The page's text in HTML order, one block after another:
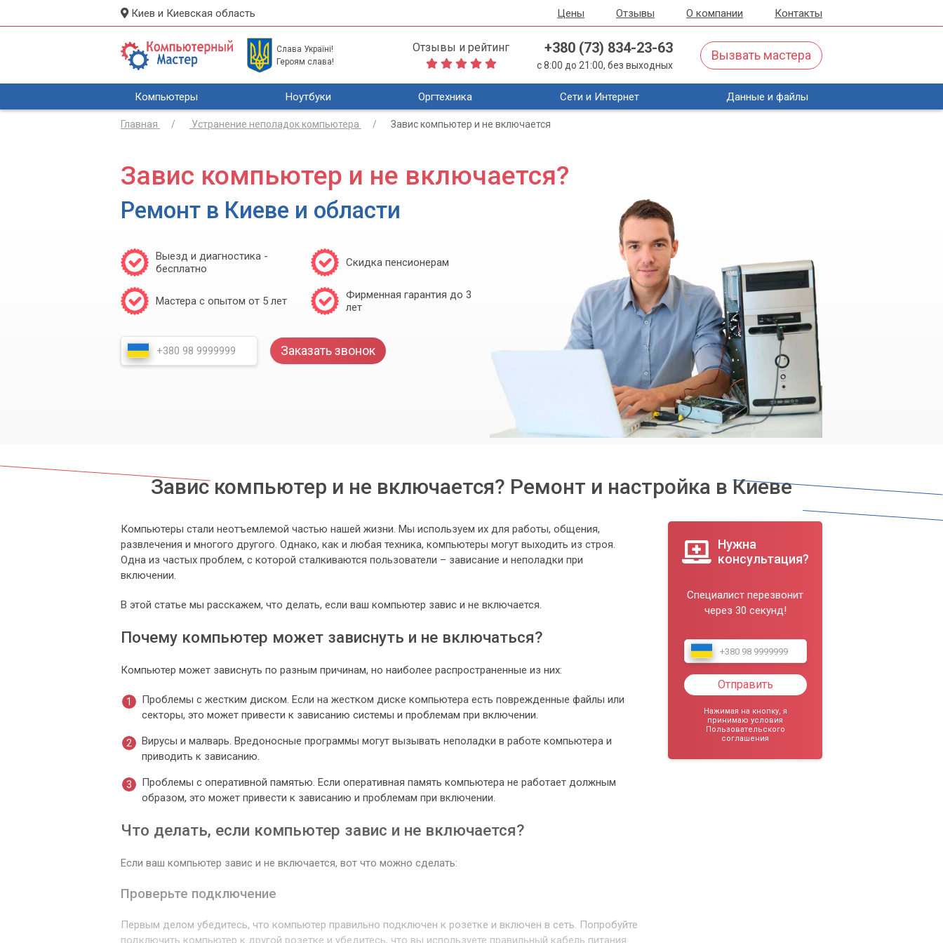
Киев и Киевская область Цены Отзывы О компании Контакты
Слава Україні!
Героям слава!
Отзывы и рейтинг +380 (73) 834-23-63
с 8:00 до 21:00, без выходных
Вызвать мастера
Компьютеры Ноутбуки Оргтехника Сети и Интернет Данные и файлы
Главная Устранение неполадок компьютера Завис компьютер и не включается
Завис компьютер и не включается?
Ремонт в Киеве и области
Выезд и диагностика -
бесплатно
Скидка пенсионерам
Мастера с опытом от 5 лет
Фирменная гарантия до 3
лет
Заказать звонок
Завис компьютер и не включается? Ремонт и настройка в Киеве
Компьютеры стали неотъемлемой частью нашей жизни. Мы используем их для работы, общения,
развлечения и многого другого. Однако, как и любая техника, компьютеры могут выходить из строя.
Одна из частых проблем, с которой сталкиваются пользователи – зависание и неполадки при
включении.
В этой статье мы расскажем, что делать, если ваш компьютер завис и не включается.
Почему компьютер может зависнуть и не включаться?
Компьютер может зависнуть по разным причинам, но наиболее распространенные из них:
Проблемы с жестким диском. Если на жестком диске компьютера есть поврежденные файлы или
секторы, это может привести к зависанию системы и проблемам при включении.
Вирусы и малварь. Вредоносные программы могут вызывать неполадки в работе компьютера и
приводить к зависанию.
Проблемы с оперативной памятью. Если оперативная память компьютера не работает должным
образом, это может привести к зависанию и проблемам при включении.
Что делать, если компьютер завис и не включается?
Если ваш компьютер завис и не включается, вот что можно сделать:
Проверьте подключение
Первым делом убедитесь, что компьютер правильно подключен к розетке и включен в сеть. Попробуйте
подключить компьютер к другой розетке и убедитесь, что вы используете правильный кабель питания.
Нужна
консультация?
Специалист перезвонит
через 30 секунд!
Отправить
Нажимая на кнопку, я
принимаю условия
Пользовательского
соглашения